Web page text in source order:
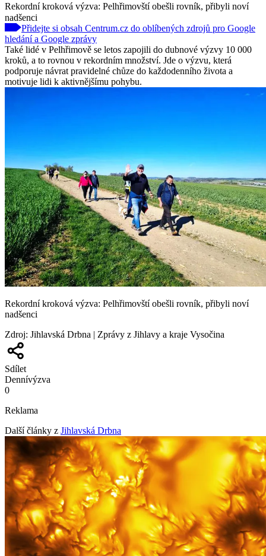
Rekordní kroková výzva: Pelhřimovští obešli rovník, přibyli noví
nadšenci
Přidejte si obsah Centrum.cz do oblíbených zdrojů pro Google
hledání a Google zprávy
Také lidé v Pelhřimově se letos zapojili do dubnové výzvy 10 000
kroků, a to rovnou v rekordním množství. Jde o výzvu, která
podporuje návrat pravidelné chůze do každodenního života a
motivuje lidi k aktivnějšímu pohybu.
Rekordní kroková výzva: Pelhřimovští obešli rovník, přibyli noví
nadšenci
Zdroj: Jihlavská Drbna | Zprávy z Jihlavy a kraje Vysočina
Sdílet
Dennívýzva
0
Reklama
Další články z Jihlavská Drbna